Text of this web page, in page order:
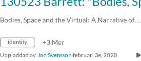
Bodies, Space and the Virtual: A Narrative of…
identity +3 Mer
Uppladdad av Jon Svensson februari 3e, 2020